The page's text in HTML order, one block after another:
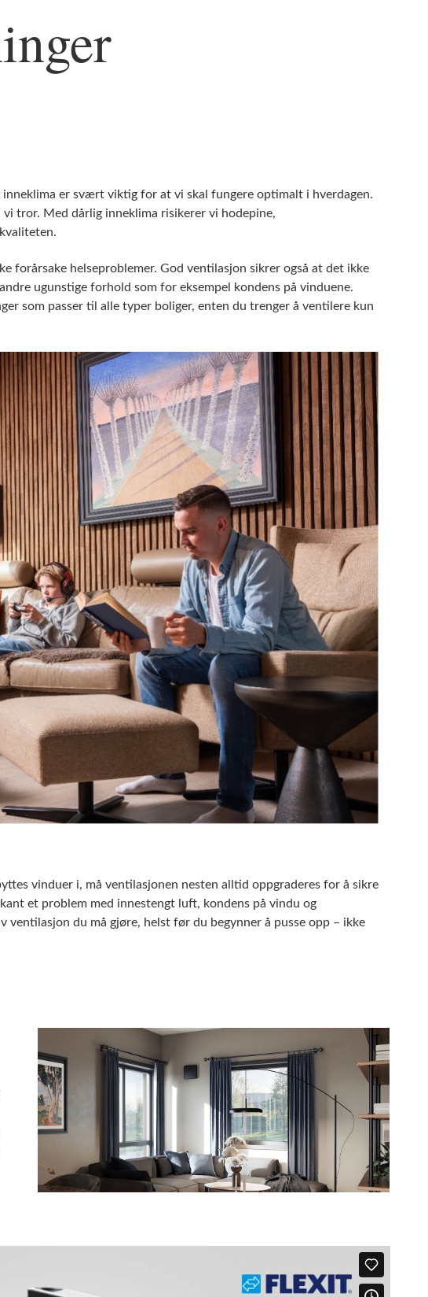
er svært viktig for at vi skal fungere optimalt i hverdagen.
tror. Med dårlig inneklima risikerer vi hodepine,
forårsake helseproblemer. God ventilasjon sikrer også at det ikke
ugunstige forhold som for eksempel kondens på vinduene.
som passer til alle typer boliger, enten du trenger å ventilere kun
vinduer i, må ventilasjonen nesten alltid oppgraderes for å sikre
et problem med innestengt luft, kondens på vindu og
du må gjøre, helst før du begynner å pusse opp – ikke